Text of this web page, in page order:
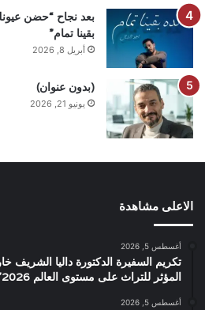
بعد نجاح “حضن
بقينا تمام”
أبريل 8, 2026
(بدون عنوان)
يونيو 21, 2026
الاعلى مشاهدة
أغسطس 5, 2026
تكريم السفيرة الدكتورة داليا الشريف
المؤثر للتراث على مستوى العالم 2026”
أغسطس 5, 2026